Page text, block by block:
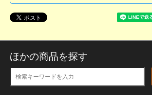
ほかの商品を探す